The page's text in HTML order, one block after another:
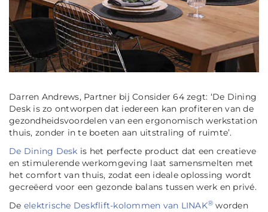
Darren Andrews, Partner bij Consider 64 zegt: ‘De Dining
Desk is zo ontworpen dat iedereen kan profiteren van de
gezondheidsvoordelen van eenergonomisch werkstation
thuis, zonder in te boeten aan uitstraling of ruimte’.
De Dining Desk is het perfecte product dat een creatieve
en stimulerende werkomgeving laat samensmelten met
het comfort van thuis, zodat een ideale oplossing wordt
gecreëerd voor een gezonde balans tussen werk en privé.
De elektrische Deskflift-kolommen van LINAK® worden